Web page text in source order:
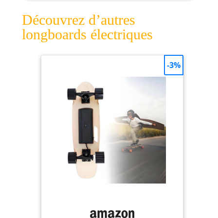
Découvrez d’autres
longboards électriques
-3%